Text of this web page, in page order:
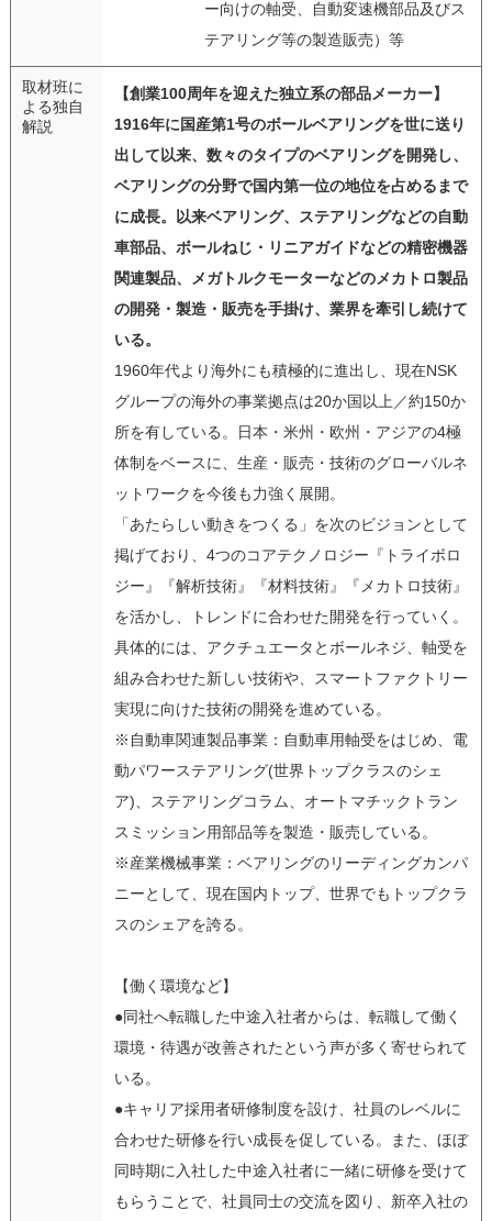
ー向けの軸受、自動変速機部品及びス
テアリング等の製造販売）等
取材班に
よる独自
解説
【創業100周年を迎えた独立系の部品メーカー】
1916年に国産第1号のボールベアリングを世に送り
出して以来、数々のタイプのベアリングを開発し、
ベアリングの分野で国内第一位の地位を占めるまで
に成長。以来ベアリング、ステアリングなどの自動
車部品、ボールねじ・リニアガイドなどの精密機器
関連製品、メガトルクモーターなどのメカトロ製品
の開発・製造・販売を手掛け、業界を牽引し続けて
いる。
1960年代より海外にも積極的に進出し、現在NSK
グループの海外の事業拠点は20か国以上／約150か
所を有している。日本・米州・欧州・アジアの4極
体制をベースに、生産・販売・技術のグローバルネ
ットワークを今後も力強く展開。
「あたらしい動きをつくる」を次のビジョンとして
掲げており、4つのコアテクノロジー『トライボロ
ジー』『解析技術』『材料技術』『メカトロ技術』
を活かし、トレンドに合わせた開発を行っていく。
具体的には、アクチュエータとボールネジ、軸受を
組み合わせた新しい技術や、スマートファクトリー
実現に向けた技術の開発を進めている。
※自動車関連製品事業：自動車用軸受をはじめ、電
動パワーステアリング(世界トップクラスのシェ
ア)、ステアリングコラム、オートマチックトラン
スミッション用部品等を製造・販売している。
※産業機械事業：ベアリングのリーディングカンパ
ニーとして、現在国内トップ、世界でもトップクラ
スのシェアを誇る。
【働く環境など】
●同社へ転職した中途入社者からは、転職して働く
環境・待遇が改善されたという声が多く寄せられて
いる。
●キャリア採用者研修制度を設け、社員のレベルに
合わせた研修を行い成長を促している。また、ほぼ
同時期に入社した中途入社者に一緒に研修を受けて
もらうことで、社員同士の交流を図り、新卒入社の